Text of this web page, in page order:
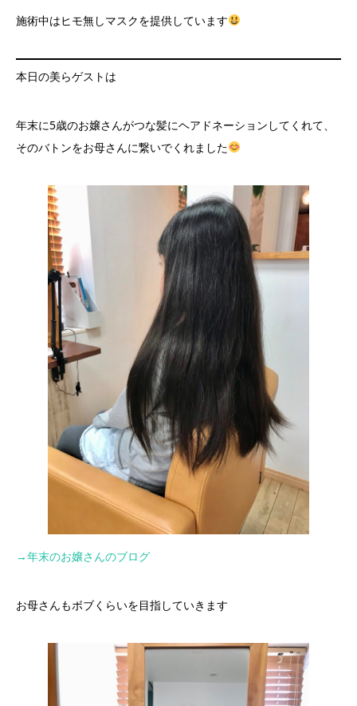
施術中はヒモ無しマスクを提供しています
本日の美らゲストは
年末に5歳のお嬢さんがつな髪にヘアドネーションしてくれて、
そのバトンをお母さんに繋いでくれました
→年末のお嬢さんのブログ
お母さんもボブくらいを目指していきます